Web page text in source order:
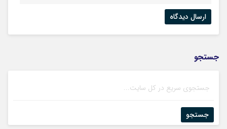
جستجو
جستجو